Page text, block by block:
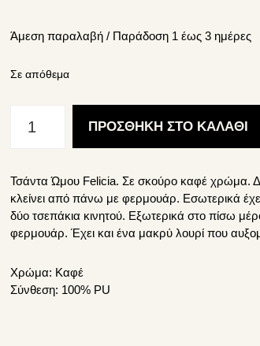
was:
τιμή
Άμεση παραλαβή / Παράδoση 1 έως 3 ημέρες
Σε απόθεμα
Ώμου
ΠΡΟΣΘΉΚΗ ΣΤΟ ΚΑΛΆΘΙ
Τσάντα Ώμου Felicia. Σε σκούρο καφέ χρώμα.
κλείνει από πάνω με φερμουάρ. Εσωτερικά
δύο τσεπάκια κινητού. Εξωτερικά στο πίσω
φερμουάρ. Έχει και ένα μακρύ λουρί που
Χρώμα: Καφέ
Σύνθεση: 100% PU